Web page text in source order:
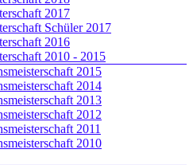
2017
Schüler 2017
2016
2010 - 2015
2015
2014
2013
2012
2011
2010